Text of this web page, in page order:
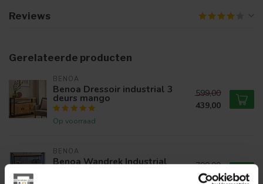
Reviews
Gerelateerde producten
BENOA
Benoa Dressoir industrial 3
deurs mango
Op voorraad
599,00
439,00
BENOA
Benoa Wandrek Industrial
799,00
579,00